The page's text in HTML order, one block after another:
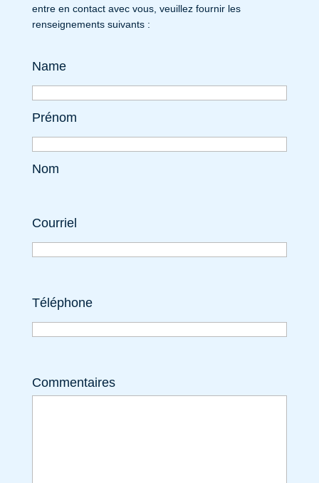
entre en contact avec vous, veuillez fournir les
renseignements suivants :
Name
Prénom
Nom
Courriel
Téléphone
Commentaires